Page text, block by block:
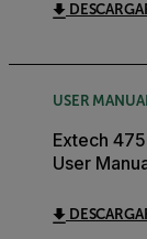
USER
Extech
User